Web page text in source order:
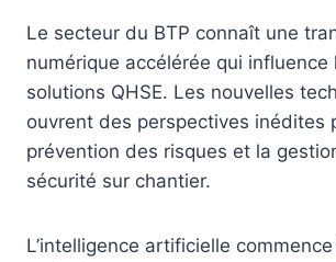
Le secteur du BTP connaît une
numérique accélérée qui influence
solutions QHSE. Les nouvelles
ouvrent des perspectives inédites
prévention des risques et la
sécurité sur chantier.
L’intelligence artificielle